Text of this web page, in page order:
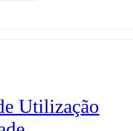
Utilização